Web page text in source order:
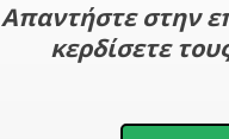
Απαντήστε στην
κερδίσετε